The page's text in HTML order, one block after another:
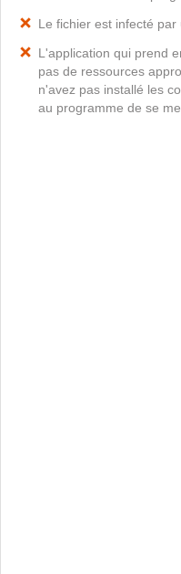
Le fichier est infecté
L'application qui prend
pas de ressources
n'avez pas installé les
au programme de se